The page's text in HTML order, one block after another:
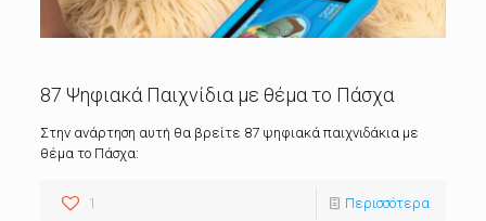
87 Ψηφιακά Παιχνίδια με θέμα το Πάσχα
Στην ανάρτηση αυτή θα βρείτε 87 ψηφιακά παιχνιδάκια με
θέμα το Πάσχα:
1 Περισσότερα